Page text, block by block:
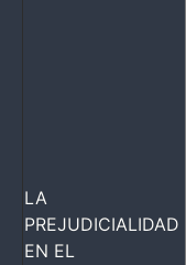
LA
PREJUDICIALIDAD
EN EL